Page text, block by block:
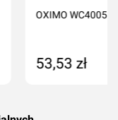
OXIMO
53,53 zł